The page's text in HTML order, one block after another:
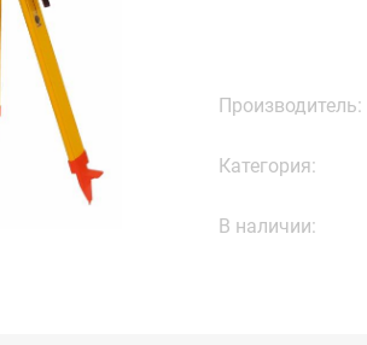
Производитель:
Категория:
В наличии: